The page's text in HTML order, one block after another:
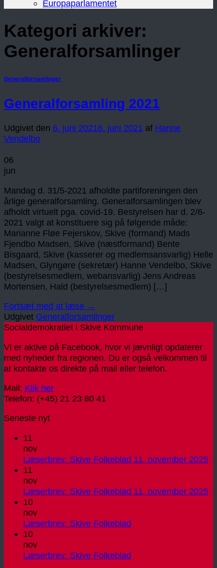
Europaparlamentet
Kategori arkiver:
Generalforsamlinger
Generalforsamlinger
Generalforsamling 2021
Udgivet den 6. juni 20216. juni 2021 af Hanne
Vendelbo
06
jun
Mandag d. 31/5-2021 afholdte partiforeningen den
årlige generalforsamling. Generalforsamlingen blev
afholdt virtuelt pga. covid-19. Bestyrelsen har d. 2/6-
2021 valgt at konstituere sig på følgende måde:
Marianne Fløe Fejerskov, Skive (formand) Mads
Fjendbo Madsen, Skive (næstformand) Bente
Bisgaard, Skive (kasserer og medlemsansvarlig) Helle
Madsen, Glyngøre (sekretær) Hanne Vendelbo, Skive
(bestyrelsesmedlem, webansvarlig) Jens Andreas
Mortensen, Hald (bestyrelsesmedlem) […]
Fortsæt med at læse →
Udgivet Generalforsamlinger
Socialdemokratiet i Skive Kommune
Vi er aktive på Facebook, hvor vi jævnligt opdaterer
med nyheder fra regionen. Du er også velkommen til
at kontakte os direkte på mail eller telefon.
Mail: Klik her
Telefon: (+45) 21 23 80 41
Seneste nyt
11
nov
Læserbrev: Skive Folkeblad 11. november 2025
11
nov
Læserbrev: Skive Folkeblad 11. november 2025
10
nov
Læserbrev: Skive Folkeblad
Læserbrev:
10
nov
Læserbrev: Skive Folkeblad